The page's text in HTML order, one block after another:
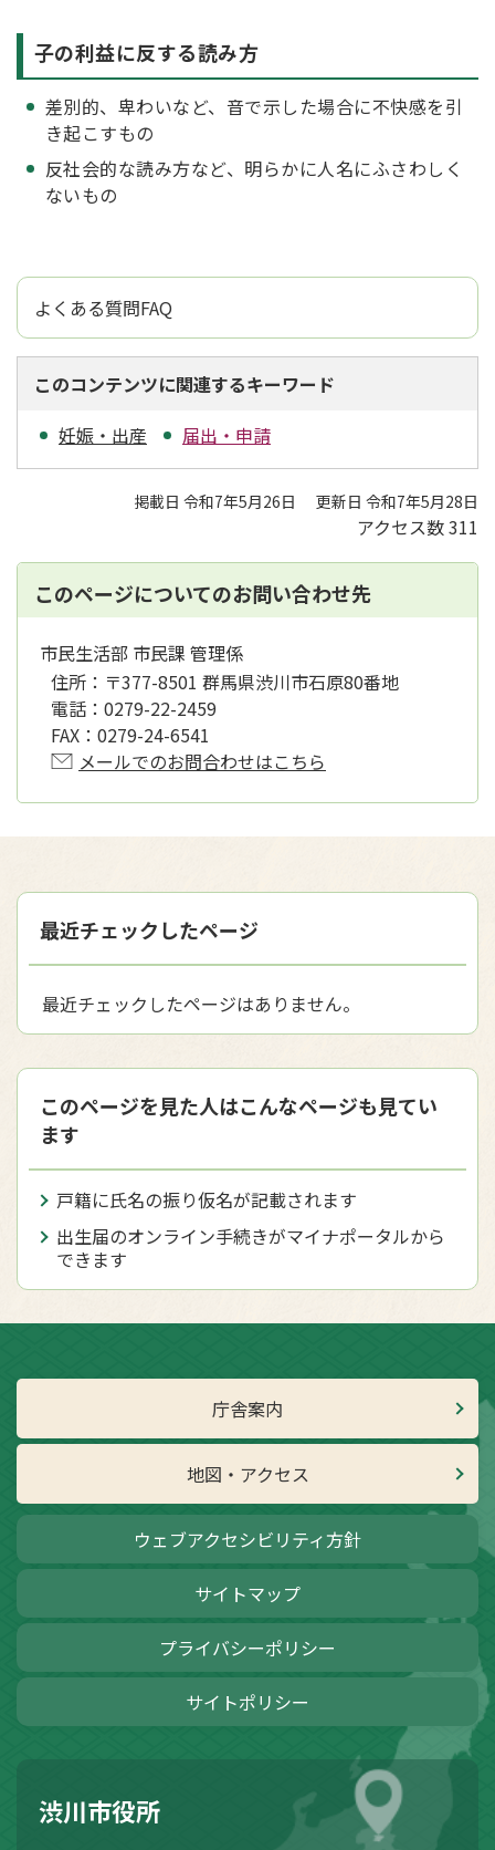
子の利益に反する読み方
差別的、卑わいなど、音で示した場合に不快感を引
き起こすもの
反社会的な読み方など、明らかに人名にふさわしく
ないもの
よくある質問FAQ
このコンテンツに関連するキーワード
妊娠・出産
届出・申請
掲載日 令和7年5月26日 更新日 令和7年5月28日
アクセス数311
このページについてのお問い合わせ先
市民生活部 市民課 管理係
住所： 〒377-8501 群馬県渋川市石原80番地
電話： 0279-22-2459
FAX： 0279-24-6541
メールでのお問合わせはこちら
最近チェックしたページ
最近チェックしたページはありません。
このページを見た人はこんなページも見てい
ます
戸籍に氏名の振り仮名が記載されます
出生届のオンライン手続きがマイナポータルから
できます
庁舎案内
地図・アクセス
ウェブアクセシビリティ方針
サイトマップ
プライバシーポリシー
サイトポリシー
渋川市役所